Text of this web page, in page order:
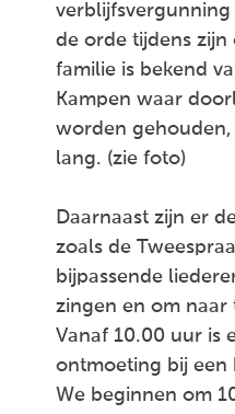
de orde tijdens zijn
familie is bekend
Kampen waar
worden
lang. (zie foto)
Daarnaast zijn er
zoals de
bijpassende
zingen en om naar
Vanaf 10.00 uur is
ontmoeting bij een
We beginnen om